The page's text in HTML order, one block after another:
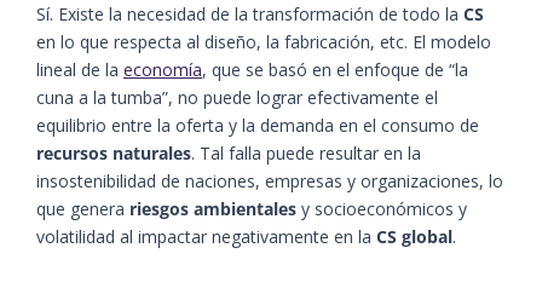
Sí. Existe la necesidad de la transformación de todo la CS
en lo que respecta al diseño, la fabricación, etc. El modelo
lineal de la economía, que se basó en el enfoque de “la
cuna a la tumba”, no puede lograr efectivamente el
equilibrio entre la oferta y la demanda en el consumo de
recursos naturales. Tal falla puede resultar en la
insostenibilidad de naciones, empresas y organizaciones, lo
que genera riesgos ambientales y socioeconómicos y
volatilidad al impactar negativamente en la CS global.